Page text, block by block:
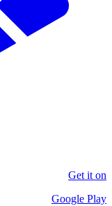
Get it on
Google Play